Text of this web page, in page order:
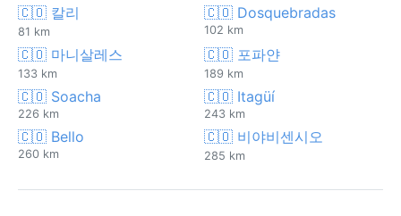
🇨🇴 칼리
81 km
🇨🇴 Dosquebradas
102 km
🇨🇴 마니살레스
133 km
🇨🇴 포파얀
189 km
🇨🇴 Soacha
226 km
🇨🇴 Itagüí
243 km
🇨🇴 Bello
260 km
🇨🇴 비야비센시오
285 km